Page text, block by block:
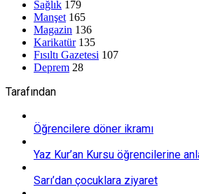
Sağlık 179
Manşet 165
Magazin 136
Karikatür 135
Fısıltı Gazetesi 107
Deprem 28
Tarafından
Öğrencilere döner ikramı
Yaz Kur’an Kursu öğrencilerine
Sarı’dan çocuklara ziyaret